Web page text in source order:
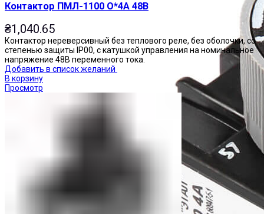
Контактор ПМЛ-1100 О*4А 48В
₴1,040.65
Контактор нереверсивный без теплового реле, без оболочки, со
степенью защиты IP00, с катушкой управления на номинальное
напряжение 48В переменного тока.
Добавить в список желаний
В корзину
Просмотр